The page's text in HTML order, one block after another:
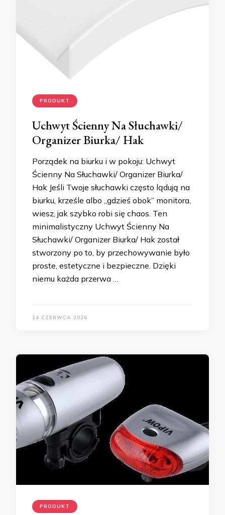
PRODUKT
Uchwyt Ścienny Na Słuchawki/
Organizer Biurka/ Hak
Porządek na biurku i w pokoju: Uchwyt
Ścienny Na Słuchawki/ Organizer Biurka/
Hak Jeśli Twoje słuchawki często lądują na
biurku, krześle albo „gdzieś obok” monitora,
wiesz, jak szybko robi się chaos. Ten
minimalistyczny Uchwyt Ścienny Na
Słuchawki/ Organizer Biurka/ Hak został
stworzony po to, by przechowywanie było
proste, estetyczne i bezpieczne. Dzięki
niemu każda przerwa …
24 CZERWCA 2026
PRODUKT